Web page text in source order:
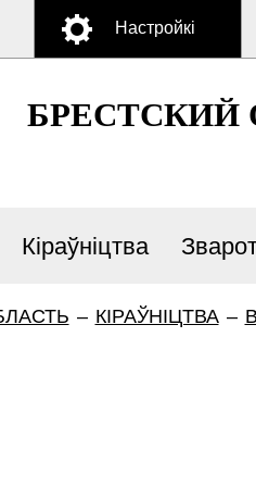
Настройкі
Кіраўніцтва
– КІРАЎНІЦТВА –